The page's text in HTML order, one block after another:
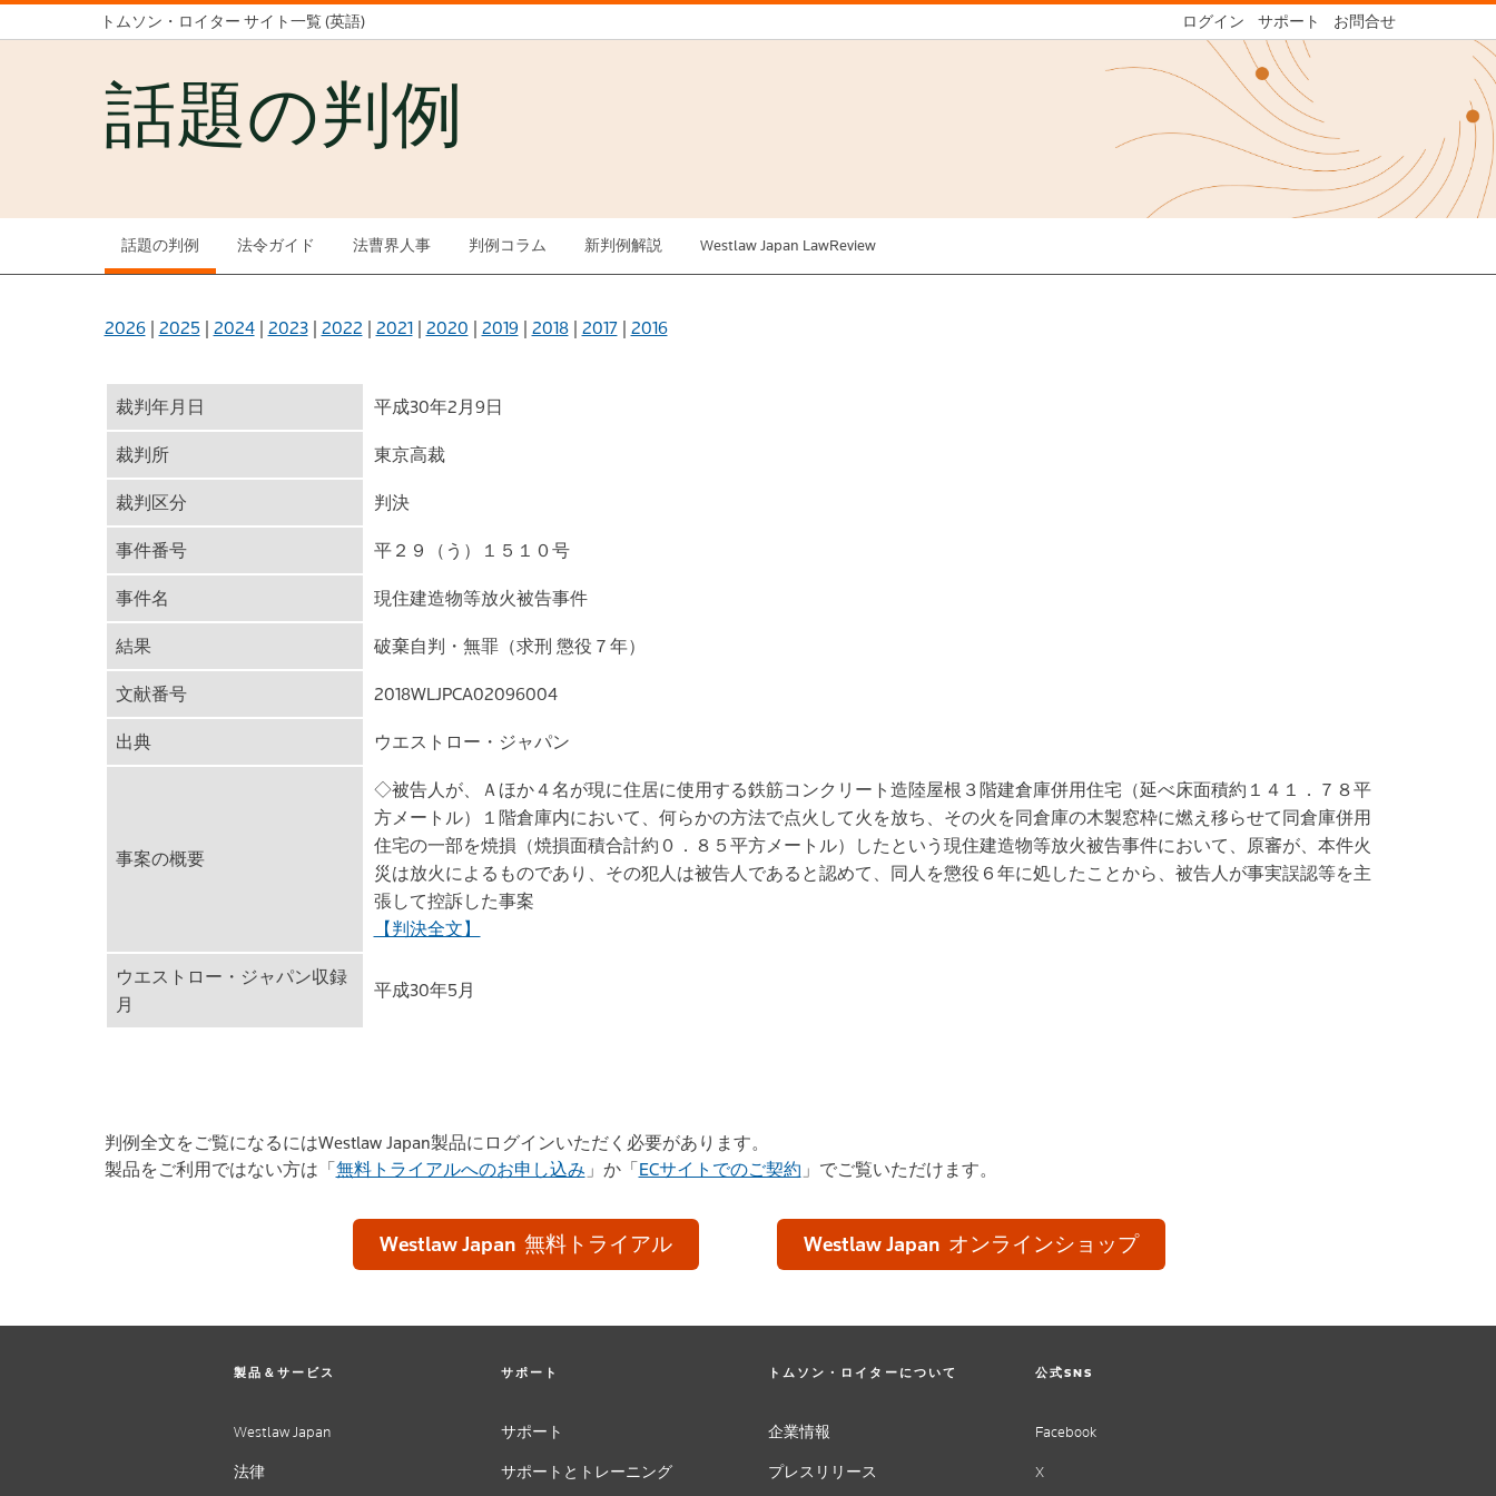
トムソン・ロイター サイト一覧 (英語) ログイン サポート お問合せ
話題の判例
話題の判例 法令ガイド 法曹界人事 判例コラム 新判例解説 Westlaw Japan LawReview
2026| 2025| 2024| 2023| 2022 | 2021| 2020 | 2019 | 2018| 2017| 2016
裁判年月日 平成30年2月9日
裁判所 東京高裁
裁判区分 判決
事件番号 平２９（う）１５１０号
事件名 現住建造物等放火被告事件
結果 破棄自判・無罪（求刑 懲役７年）
文献番号 2018WLJPCA02096004
出典 ウエストロー・ジャパン
事案の概要
◇被告人が、Ａほか４名が現に住居に使用する鉄筋コンクリート造陸屋根３階建倉庫併用住宅（延べ床面積約１４１．７８平
方メートル）１階倉庫内において、何らかの方法で点火して火を放ち、その火を同倉庫の木製窓枠に燃え移らせて同倉庫併用
住宅の一部を焼損（焼損面積合計約０．８５平方メートル）したという現住建造物等放火被告事件において、原審が、本件火
災は放火によるものであり、その犯人は被告人であると認めて、同人を懲役６年に処したことから、被告人が事実誤認等を主
張して控訴した事案
【判決全文】
ウエストロー・ジャパン収録
月
平成30年5月
判例全文をご覧になるにはWestlaw Japan製品にログインいただく必要があります。
製品をご利用ではない方は「無料トライアルへのお申し込み 」か「ECサイトでのご契約 」でご覧いただけます。
Westlaw Japan 無料トライアル Westlaw Japan オンラインショップ
製品＆サービス
Westlaw Japan
法律
サポート
サポート
サポートとトレーニング
トムソン・ロイターについて
企業情報
プレスリリース
公式SNS
Facebook
X